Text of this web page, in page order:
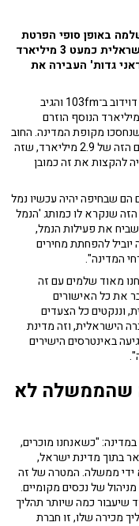
באופן סופי הפרטת
נמל חיפה, מהלך שעתיד להוסיף לקופה הישראלית כמעט 3 מיליארד
גדות' העבירה את
מנכ"ל משרד האוצר רמי בלניקוב שוחח עם ענת דוידוב ב־103fm והגיב
2.9 מיליארד, והמיליארד הנוסף הוזרם
מקופת המדינה. החוב
של מדינת ישראל כלפי המלווים שלה קטן בסכום הזה של 2.9 מיליארד, שזה
להקצות את זה כמובן
הם שבחיפה יהיה עכשיו נמל
שנקרא לו כמותג 'הנמל
את פעילות הנמל,
להפחתת מחירים
המדינה".
מאוד שלמים עם זה
את כל האישורים
וננקטים כל הצעדים
הישראלית, וזה מדינת
באינטרסים הישירים
שהממשלה לא
"כשאנחנו מוכרים,
בתוך מדינת ישראל,
ידי ממשלה. המטרה של זה
של נכסים מקומיים.
שיעבור כמה שיותר תהליך
מכירה שלו, זו חברת